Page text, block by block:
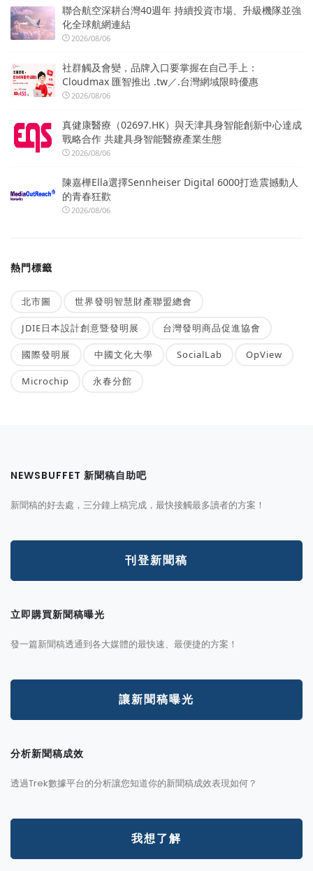
聯合航空深耕台灣40週年 持續投資市場、升級機隊並強
化全球航網連結
2026/08/06
社群觸及會變，品牌入口要掌握在自己手上：
Cloudmax 匯智推出 .tw／.台灣網域限時優惠
2026/08/06
真健康醫療（02697.HK）與天津具身智能創新中心達成
戰略合作 共建具身智能醫療產業生態
2026/08/06
陳嘉樺Ella選擇Sennheiser Digital 6000打造震撼動人
的青春狂歡
2026/08/06
熱門標籤
北市圖 世界發明智慧財產聯盟總會
JDIE日本設計創意暨發明展 台灣發明商品促進協會
國際發明展 中國文化大學 SocialLab OpView
Microchip 永春分館
NEWSBUFFET 新聞稿自助吧
新聞稿的好去處，三分鐘上稿完成，最快接觸最多讀者的方案！
刊登新聞稿
立即購買新聞稿曝光
發一篇新聞稿透通到各大媒體的最快速、最便捷的方案！
讓新聞稿曝光
分析新聞稿成效
透過Trek數據平台的分析讓您知道你的新聞稿成效表現如何？
我想了解